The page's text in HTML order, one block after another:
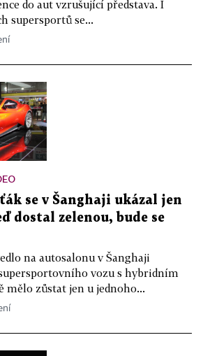
do aut vzrušující představa. I
supersportů se...
se v Šanghaji ukázal jen
dostal zelenou, bude se
na autosalonu v Šanghaji
vozu s hybridním
mělo zůstat jen u jednoho...